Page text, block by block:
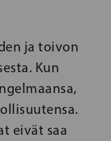
ja toivon
Kun
eivät saa